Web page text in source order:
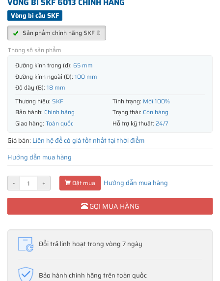
Vòng bi cầu SKF
Sản phẩm chính hãng SKF ®
Thông số sản phẩm
Đường kính trong (d): 65 mm
Đường kính ngoài (D): 100 mm
Độ dày (B): 18 mm
Thương hiệu: SKF Tình trạng: Mới 100%
Bảo hành: Chính hãng Trạng thái: Còn hàng
Giao hàng: Toàn quốc Hỗ trợ kỹ thuật: 24/7
Giá bán: Liên hệ để có giá tốt nhất tại thời điểm
Hướng dẫn mua hàng
- + Đặt mua Hướng dẫn mua hàng
GỌI MUA HÀNG
Đổi trả linh hoạt trong vòng 7 ngày
Bảo hành chính hãng trên toàn quốc